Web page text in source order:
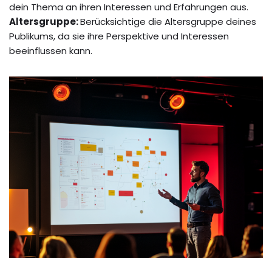
dein Thema an ihren Interessen und Erfahrungen aus.
Altersgruppe:Berücksichtige die Altersgruppe deines
Publikums, da sie ihre Perspektive und Interessen
beeinflussen kann.